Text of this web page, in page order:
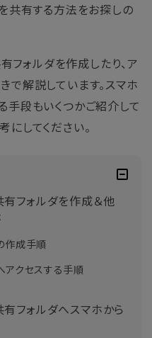
共有する方法をお探しの
ォルダを作成したり、ア
で解説しています。スマホ
手段もいくつかご紹介して
にしてください。
フォルダを作成＆他
作成手順
アクセスする手順
フォルダへスマホから